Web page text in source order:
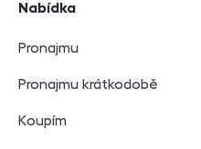
Nabídka
Pronajmu
Pronajmu krátkodobě
Koupím